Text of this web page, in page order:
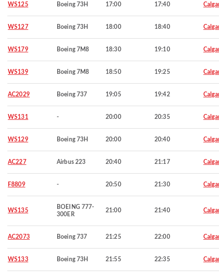
WS125 Boeing 73H 17:00 17:40
WS127 Boeing 73H 18:00 18:40
WS179 Boeing 7M8 18:30 19:10
WS139 Boeing 7M8 18:50 19:25
AC2029 Boeing 737 19:05 19:42
WS131 - 20:00 20:35
WS129 Boeing 73H 20:00 20:40
AC227 Airbus 223 20:40 21:17
F8809 - 20:50 21:30
WS135
BOEING 777-
300ER
21:00 21:40
AC2073 Boeing 737 21:25 22:00
WS133 Boeing 73H 21:55 22:35